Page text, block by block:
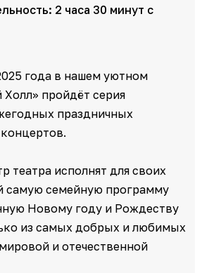
2 часа 30 минут с
года в нашем уютном
Холл» пройдёт серия
праздничных
театра исполнят для своих
самую семейную программу
Новому году и Рождеству
из самых добрых и любимых
и отечественной